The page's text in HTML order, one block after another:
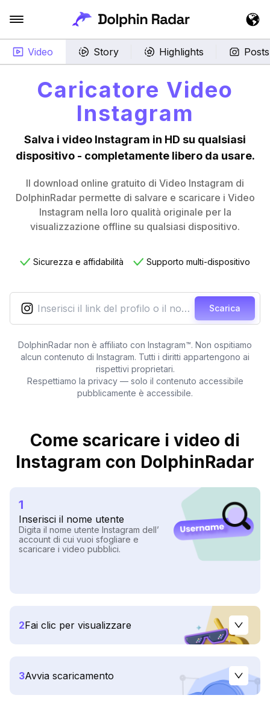
Video Story Highlights Posts
Caricatore Video
Instagram
Salva i video Instagram in HD su qualsiasi
dispositivo - completamente libero da usare.
Il download online gratuito di Video Instagram di
DolphinRadar permette di salvare e scaricare i Video
Instagram nella loro qualità originale per la
visualizzazione offline su qualsiasi dispositivo.
Sicurezza e affidabilità Supporto multi-dispositivo
Scarica
DolphinRadar non è affiliato con Instagram™. Non ospitiamo
alcun contenuto di Instagram. Tutti i diritti appartengono ai
rispettivi proprietari.
Respettiamo la privacy — solo il contenuto accessibile
pubblicamente è accessibile.
Come scaricare i video di
Instagram con DolphinRadar
1
Inserisci il nome utente
Digita il nome utente Instagram dell’
account di cui vuoi sfogliare e
scaricare i video pubblici.
2Fai clic per visualizzare
3Avvia scaricamento